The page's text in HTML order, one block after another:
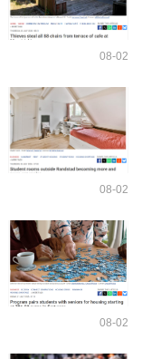
08-02
08-02
08-02